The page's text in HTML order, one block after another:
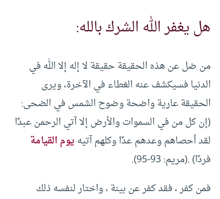
هل يغفر الله الشرك بالله:
من ضل عن هذه الحقيقة حقيقة لا إله إلا الله في
الدنيا فسيكشف عنه الغطاء في الآخرة، ويرى
الحقيقة عارية واضحة وضوح الشمس في الضحى:
(إن كل من في السموات والأرض إلا آتي الرحمن عبدًا
لقد أحصاهم وعدهم عدًا وكلهم آتيهيوم القيامة
فردًا) .(مريم: 93-95).
فمن كفر ، فقد كفر عن بينة ، واختار لنفسه ذلك